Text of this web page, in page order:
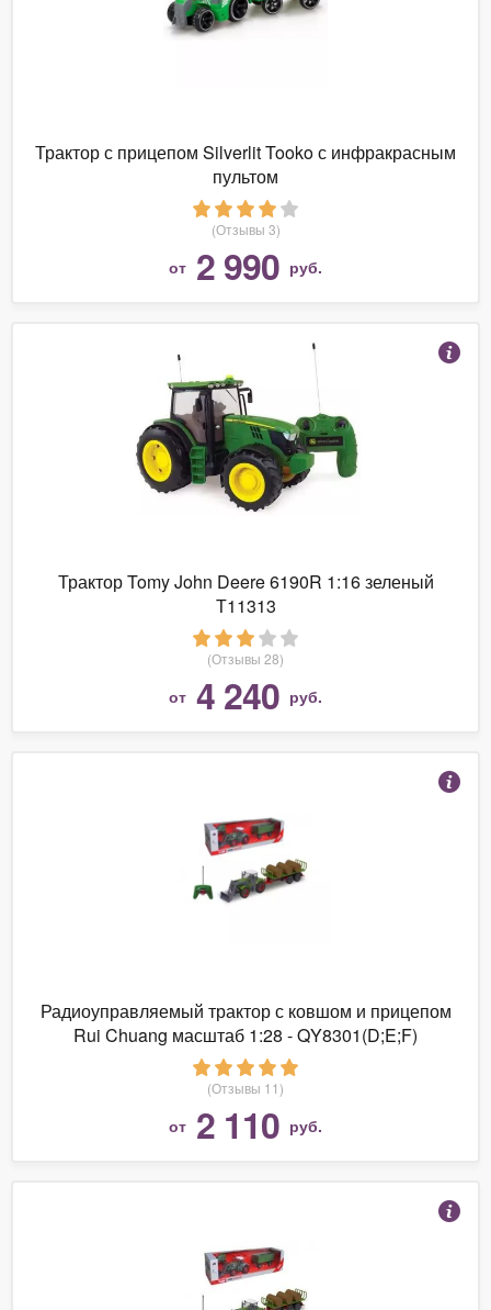
Трактор с прицепом Silverlit Tooko с инфракрасным
пультом
(Отзывы 3)
от 2 990 руб.
Трактор Tomy John Deere 6190R 1:16 зеленый
Т11313
(Отзывы 28)
от 4 240 руб.
Радиоуправляемый трактор с ковшом и прицепом
Rui Chuang масштаб 1:28 - QY8301(D;E;F)
(Отзывы 11)
от 2 110 руб.